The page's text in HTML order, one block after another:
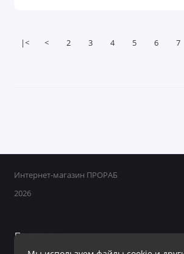
|< < 2 3 4 5 6 7
Интернет-магазин ПРОРАБ
2026
Поддержка